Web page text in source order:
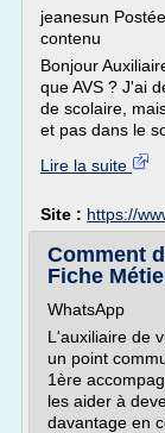
jeanesun
contenu
Bonjour
que AVS ? J'ai
de scolaire,
et pas dans le
Lire la suite
Site : https://
Comment
Fiche
WhatsApp
L'auxiliaire de
un point
1ère
les aider à
davantage en